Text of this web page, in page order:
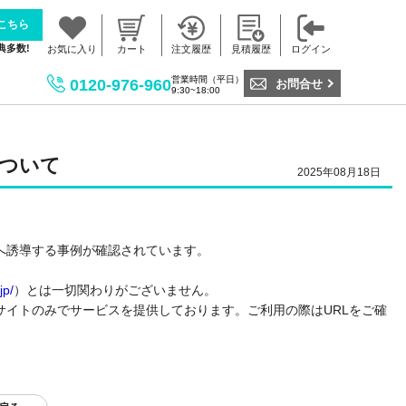
ちら
多数! お気に入り カート 注文履歴 見積履歴 ログイン
0120-976-960営業時間（平日）
9:30~18:00
お問合せ
いて 2025年08月18日
導する事例が確認されています。
）とは一切関わりがございません。
トのみでサービスを提供しております。ご利用の際はURLをご確